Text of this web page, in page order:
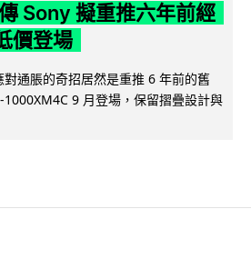
Sony 擬重推六年前經
價登場
通脹的奇招居然是重推 6 年前的舊
9 月登場，保留摺疊設計與